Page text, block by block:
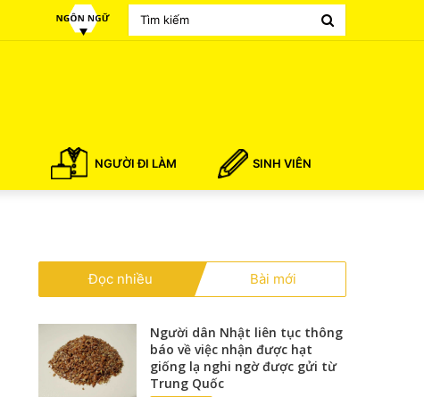
NGƯỜI ĐI LÀM SINH VIÊN
Đọc nhiều Bài mới
Người dân Nhật liên tục thông
báo về việc nhận được hạt
giống lạ nghi ngờ được gửi từ
Trung Quốc